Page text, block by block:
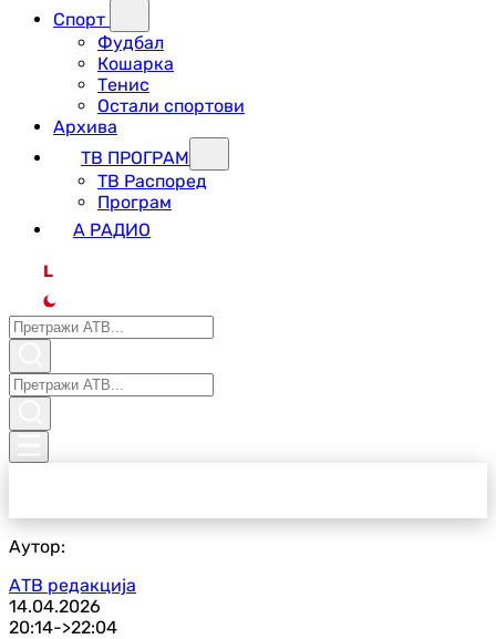
Спорт
Фудбал
Кошарка
Тенис
Остали спортови
Архива
ТВ ПРОГРАМ
ТВ Распоред
Програм
А РАДИО
L
Аутор:
АТВ редакција
14.04.2026
20:14->22:04